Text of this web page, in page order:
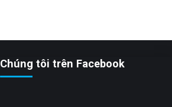
Chúng tôi trên Facebook